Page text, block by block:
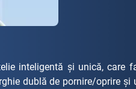
inteligentă și unică, care
dublă de pornire/oprire și